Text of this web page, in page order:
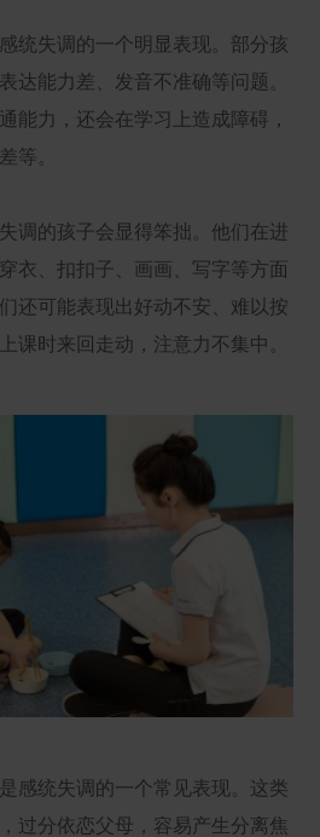
失调的一个明显表现。部分孩
达能力差、发音不准确等问题。
能力，还会在学习上造成障碍，
等。
的孩子会显得笨拙。他们在进
衣、扣扣子、画画、写字等方面
还可能表现出好动不安、难以按
课时来回走动，注意力不集中。
统失调的一个常见表现。这类
过分依恋父母，容易产生分离焦